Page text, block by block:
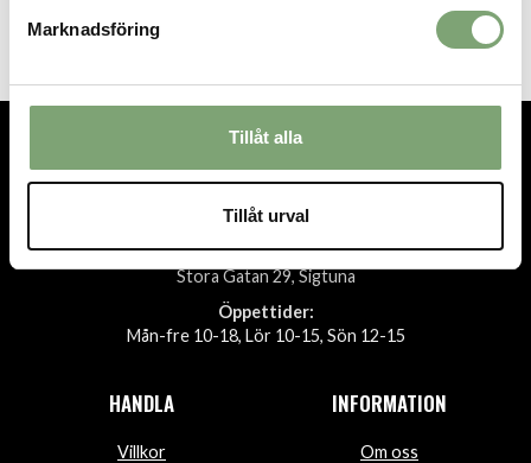
Marknadsföring
Tillåt alla
Tillåt urval
TEL.08-592 512 13
INFO@SIGTUNASPORT.SE
Besök oss:
Stora Gatan 29, Sigtuna
Öppettider:
Mån-fre 10-18, Lör 10-15, Sön 12-15
HANDLA
Villkor
INFORMATION
Om oss